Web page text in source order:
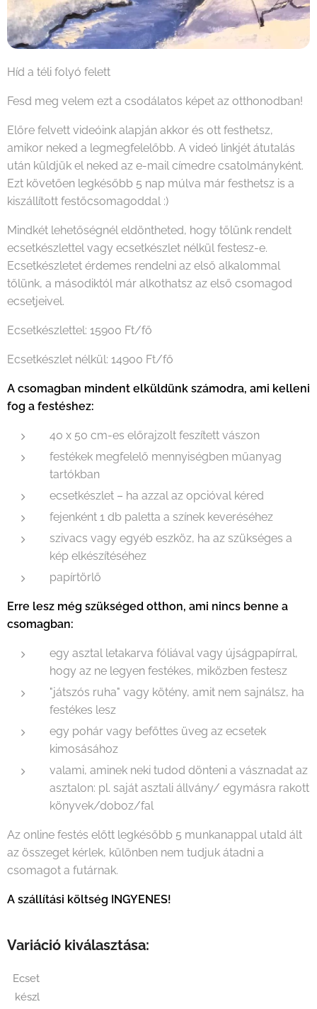
Híd a téli folyó felett
Fesd meg velem ezt a csodálatos képet az otthonodban!
Előre felvett videóink alapján akkor és ott festhetsz,
amikor neked a legmegfelelőbb. A videó linkjét átutalás
után küldjük el neked az e-mail címedre csatolmányként.
Ezt követően legkésőbb 5 nap múlva már festhetsz is a
kiszállított festőcsomagoddal :)
Mindkét lehetőségnél eldöntheted, hogy tőlünk rendelt
ecsetkészlettel vagy ecsetkészlet nélkül festesz-e.
Ecsetkészletet érdemes rendelni az első alkalommal
tőlünk, a másodiktól már alkothatsz az első csomagod
ecsetjeivel.
Ecsetkészlettel: 15900 Ft/fő
Ecsetkészlet nélkül: 14900 Ft/fő
A csomagban mindent elküldünk számodra, ami kelleni
fog a festéshez:
40 x 50 cm-es előrajzolt feszített vászon
festékek megfelelő mennyiségben műanyag
tartókban
ecsetkészlet – ha azzal az opcióval kéred
fejenként 1 db paletta a színek keveréséhez
szivacs vagy egyéb eszköz, ha az szükséges a
kép elkészítéséhez
papírtörlő
Erre lesz még szükséged otthon, ami nincs benne a
csomagban:
egy asztal letakarva fóliával vagy újságpapírral,
hogy az ne legyen festékes, miközben festesz
"játszós ruha" vagy kötény, amit nem sajnálsz, ha
festékes lesz
egy pohár vagy befőttes üveg az ecsetek
kimosásához
valami, aminek neki tudod dönteni a vásznadat az
asztalon: pl. saját asztali állvány/ egymásra rakott
könyvek/doboz/fal
Az online festés előtt legkésőbb 5 munkanappal utald ált
az összeget kérlek, különben nem tudjuk átadni a
csomagot a futárnak.
A szállítási költség INGYENES!
Variáció kiválasztása:
Ecset
készl